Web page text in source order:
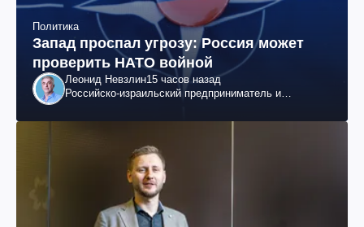
Политика
Запад проспал угрозу: Россия может
проверить НАТО войной
Леонид Невзлин15 часов назад
Российско-израильский предприниматель и
"ЮКОСа"